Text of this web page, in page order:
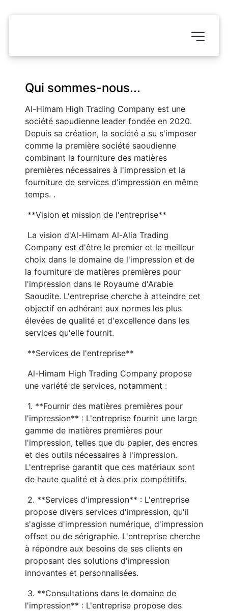
Qui sommes-nous...
Al-Himam High Trading Company est une
société saoudienne leader fondée en 2020.
Depuis sa création, la société a su s'imposer
comme la première société saoudienne
combinant la fourniture des matières
premières nécessaires à l'impression et la
fourniture de services d'impression en même
temps. .
**Vision et mission de l'entreprise**
Company est d'être le premier et le meilleur
choix dans le domaine de l'impression et de
la fourniture de matières premières pour
l'impression dans le Royaume d'Arabie
Saoudite. L'entreprise cherche à atteindre cet
objectif en adhérant aux normes les plus
élevées de qualité et d'excellence dans les
services qu'elle fournit.
**Services de l'entreprise**
une variété de services, notamment :
l'impression** : L'entreprise fournit une large
gamme de matières premières pour
l'impression, telles que du papier, des encres
et des outils nécessaires à l'impression.
L'entreprise garantit que ces matériaux sont
de haute qualité et à des prix compétitifs.
propose divers services d'impression, qu'il
s'agisse d'impression numérique, d'impression
offset ou de sérigraphie. L'entreprise cherche
à répondre aux besoins de ses clients en
proposant des solutions d'impression
innovantes et personnalisées.
l'impression** : L'entreprise propose des